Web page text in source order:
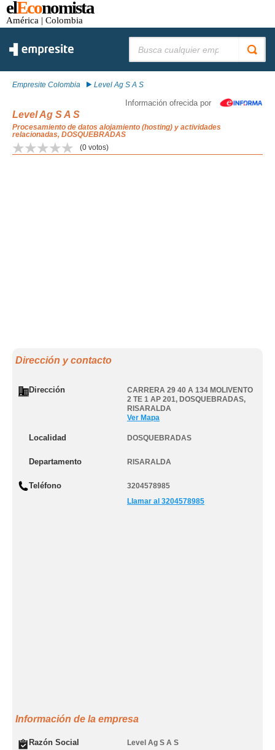
elEconomista
América | Colombia
Empresite Colombia Level Ag S A S
Información ofrecida por
Level Ag S A S
Procesamiento de datos alojamiento (hosting) y actividades
relacionadas, DOSQUEBRADAS
(0 votos)
Dirección y contacto
Dirección
CARRERA 29 40 A 134 MOLIVENTO
2 TE 1 AP 201, DOSQUEBRADAS,
RISARALDA
Ver Mapa
Localidad DOSQUEBRADAS
Departamento RISARALDA
Teléfono
3204578985
Llamar al 3204578985
Información de la empresa
Razón Social Level Ag S A S